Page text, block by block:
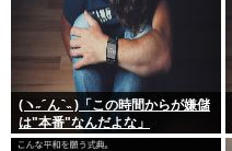
(ヽ˶ ᷇ ん ᷆ ˵ )「この時間からが嫌儲
は"本番"なんだよな」